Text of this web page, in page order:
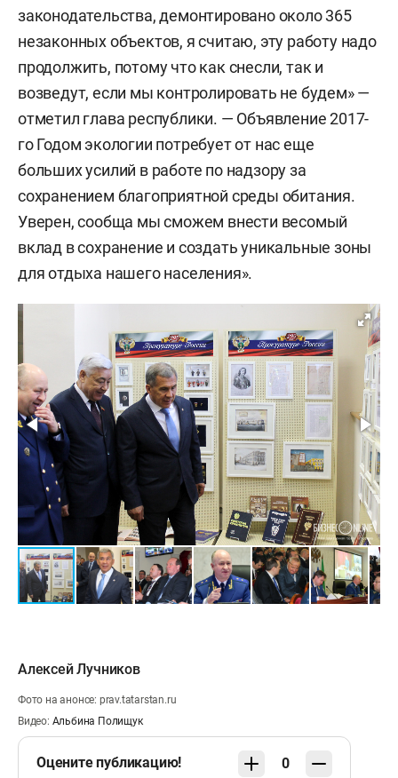
законодательства, демонтировано около 365
незаконных объектов, я считаю, эту работу надо
продолжить, потому что как снесли, так и
возведут, если мы контролировать не будем» —
отметил глава республики. — Объявление 2017-
го Годом экологии потребует от нас еще
больших усилий в работе по надзору за
сохранением благоприятной среды обитания.
Уверен, сообща мы сможем внести весомый
вклад в сохранение и создать уникальные зоны
для отдыха нашего населения».
Алексей Лучников
Фото на анонсе: prav.tatarstan.ru
Видео: Альбина Полищук
Оцените публикацию! 0